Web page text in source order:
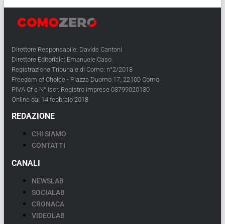
Direttore Responsabile: Davide Cantoni
Direttore Editoriale: Emanuele Caso
Registrazione Tribunale di Como: n°2/2018
Freedom of Choice - Piazza Duomo 17, 22100 Como
PIVA Cf e N° Iscr. Registro Imprese 03799020130
Online dal 14 febbraio 2018
REDAZIONE
CHI SIAMO
CONTATTI
CANALI
NEWSLAB
SOCIALAB
CRONACA
VIDEOLAB